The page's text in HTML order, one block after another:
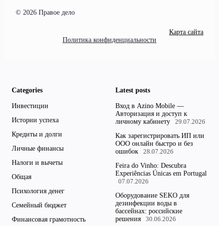
© 2026 Правое дело
Карта сайта
Политика конфиденциальности
Categories
Инвестиции
Истории успеха
Кредиты и долги
Личные финансы
Налоги и вычеты
Общая
Психология денег
Семейный бюджет
Финансовая грамотность
Latest posts
Вход в Azino Mobile —
Авторизация и доступ к
личному кабинету
29.07.2026
Как зарегистрировать ИП или
ООО онлайн быстро и без
ошибок
28.07.2026
Feira do Vinho: Descubra
Experiências Únicas em Portugal
07.07.2026
Оборудование SEKO для
дезинфекции воды в
бассейнах: российские
решения
30.06.2026